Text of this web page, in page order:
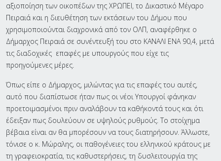
αξιοποίηση των οικοπέδων της ΧΡΩΠΕΙ, το Δικαστικό Μέγαρο
Πειραιά και η διευθέτηση των εκτάσεων του Δήμου που
χρησιμοποιούνται διαχρονικά από τον ΟΛΠ, αναφέρθηκε ο
Δήμαρχος Πειραιά σε συνέντευξή του στο ΚΑΝΑΛΙ ΕΝΑ 90,4, μετά
τις διαδοχικές επαφές με υπουργούς που είχε τις
προηγούμενες μέρες.
Όπως είπε ο Δήμαρχος, μιλώντας για τις επαφές του αυτές,
αυτό που διαπίστωσε ήταν πως οι νέοι Υπουργοί φάνηκαν
προετοιμασμένοι πριν αναλάβουν τα καθήκοντά τους και ότι
έδειξαν πως δουλεύουν σε υψηλούς ρυθμούς. Το στοίχημα
βέβαια είναι αν θα μπορέσουν να τους διατηρήσουν. Άλλωστε,
τόνισε ο κ. Μώραλης, οι παθογένειες του ελληνικού κράτους με
τη γραφειοκρατία, τις καθυστερήσεις, τη δυσλειτουργία της